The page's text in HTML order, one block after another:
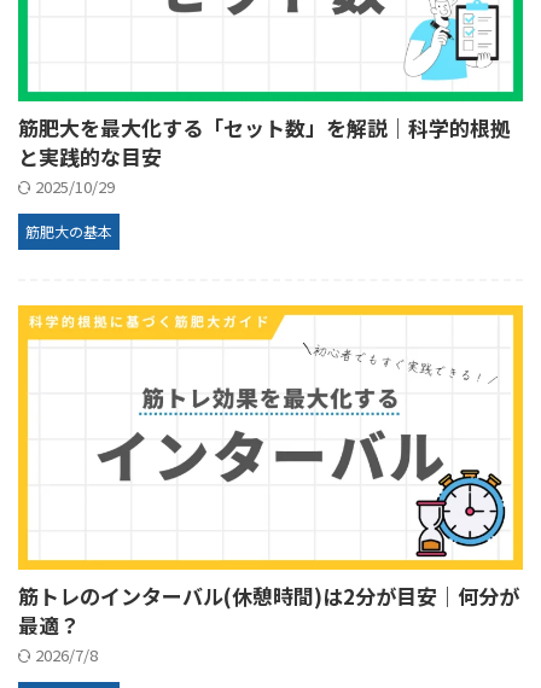
筋肥大を最大化する「セット数」を解説｜科学的根拠
と実践的な目安
2025/10/29
筋肥大の基本
筋トレのインターバル(休憩時間)は2分が目安｜何分が
最適？
2026/7/8